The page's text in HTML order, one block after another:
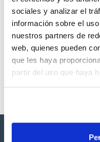
sociales y analizar el
información sobre el
nuestros partners de
web, quienes pueden
que les haya
partir del uso que haya
Los productos
listos para una